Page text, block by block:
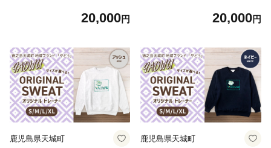
ヤドゥー 1枚 メンズ レディ
20,000円
ヤドゥー 1枚 メンズ レディ
20,000円
鹿児島県天城町 鹿児島県天城町